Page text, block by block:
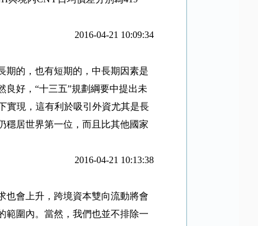
2016-04-21 10:09:34
期的，也有短期的，中長期因素是
良好， “十三五”規劃綱要中提出未
實現，這有利於吸引外資尤其是長
穩居世界第一位，而且比其他國家
2016-04-21 10:13:38
也會上升，跨境資本雙向流動將會
範圍內。當然，我們也並不排除一